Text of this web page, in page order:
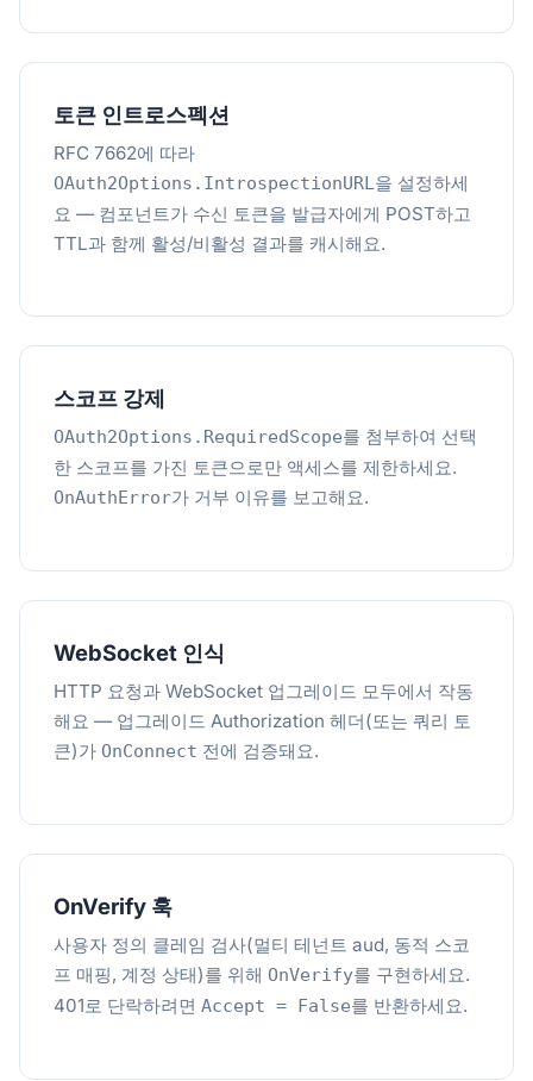
토큰 인트로스펙션
RFC 7662에 따라
OAuth2Options.IntrospectionURL을 설정하세
요 — 컴포넌트가 수신 토큰을 발급자에게 POST하고
TTL과 함께 활성/비활성 결과를 캐시해요.
스코프 강제
OAuth2Options.RequiredScope를 첨부하여 선택
한 스코프를 가진 토큰으로만 액세스를 제한하세요.
OnAuthError가 거부 이유를 보고해요.
WebSocket 인식
HTTP 요청과 WebSocket 업그레이드 모두에서 작동
해요 — 업그레이드 Authorization 헤더(또는 쿼리 토
큰)가 OnConnect 전에 검증돼요.
OnVerify 훅
사용자 정의 클레임 검사(멀티 테넌트 aud, 동적 스코
프 매핑, 계정 상태)를 위해 OnVerify를 구현하세요.
401로 단락하려면 Accept = False를 반환하세요.